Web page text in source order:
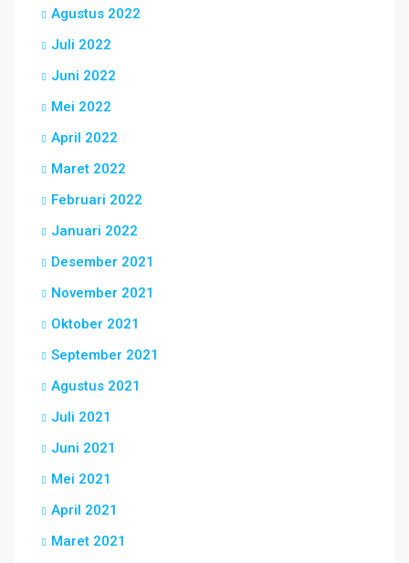
Agustus 2022
Juli 2022
Juni 2022
Mei 2022
April 2022
Maret 2022
Februari 2022
Januari 2022
Desember 2021
November 2021
Oktober 2021
September 2021
Agustus 2021
Juli 2021
Juni 2021
Mei 2021
April 2021
Maret 2021